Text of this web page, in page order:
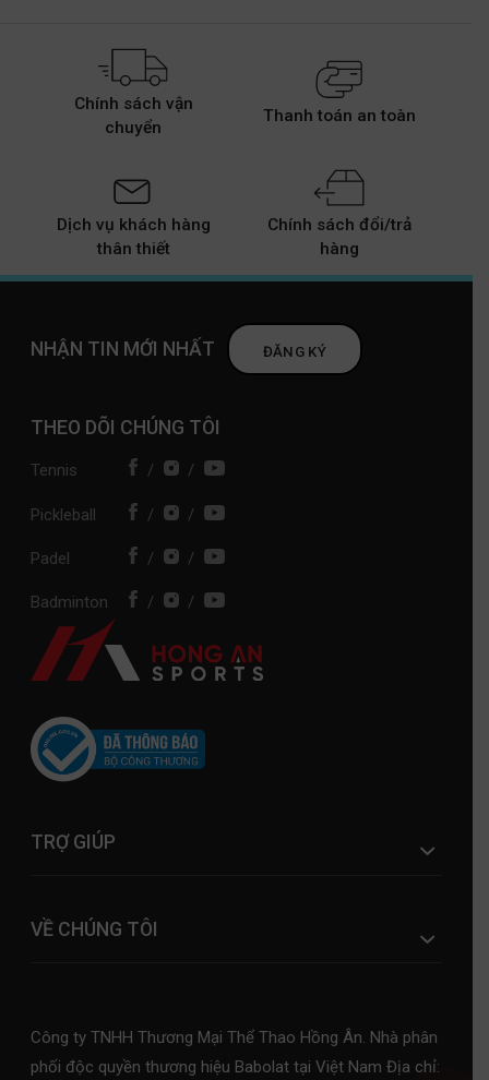
Chính sách vận
chuyển
Thanh toán an toàn
Dịch vụ khách hàng
thân thiết
Chính sách đổi/trả
hàng
NHẬN TIN MỚI NHẤT ĐĂNG KÝ
THEO DÕI CHÚNG TÔI
Tennis / /
Pickleball / /
Padel / /
Badminton / /
TRỢ GIÚP
VỀ CHÚNG TÔI
Công ty TNHH Thương Mại Thể Thao Hồng Ân. Nhà phân
phối độc quyền thương hiệu Babolat tại Việt Nam Địa chỉ: